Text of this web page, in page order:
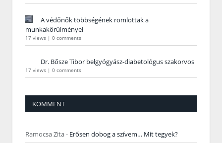
A védőnők többségének romlottak a
munkakörülményei
17 views | 0 comments
Dr. Bősze Tibor belgyógyász-diabetológus szakorvos
17 views | 0 comments
KOMMENT
Ramocsa Zita- Erősen dobog a szívem… Mit tegyek?